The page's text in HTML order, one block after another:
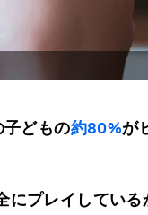
どもの約80%が
にプレイしている